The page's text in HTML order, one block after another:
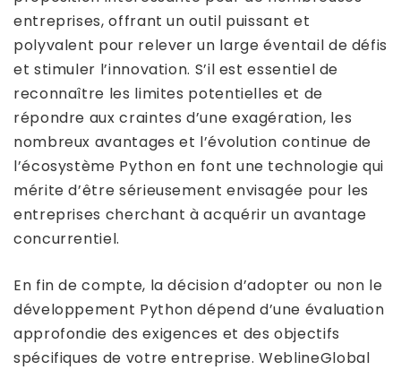
entreprises, offrant un outil puissant et
polyvalent pour relever un large éventail de défis
et stimuler l’innovation. S’il est essentiel de
reconnaître les limites potentielles et de
répondre aux craintes d’une exagération, les
nombreux avantages et l’évolution continue de
l’écosystème Python en font une technologie qui
mérite d’être sérieusement envisagée pour les
entreprises cherchant à acquérir un avantage
concurrentiel.
En fin de compte, la décision d’adopter ou non le
développement Python dépend d’une évaluation
approfondie des exigences et des objectifs
spécifiques de votre entreprise. WeblineGlobal